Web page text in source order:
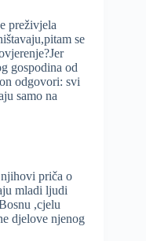
preživjela
se
gospodina od
odgovori: svi
samo na
priča o
mladi ljudi
,cjelu
djelove njenog